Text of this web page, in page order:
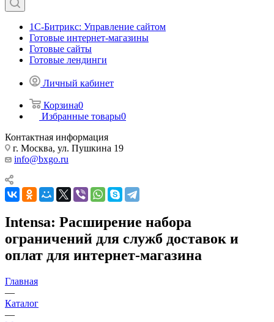
1С-Битрикс: Управление сайтом
Готовые интернет-магазины
Готовые сайты
Готовые лендинги
Личный кабинет
Корзина0
Избранные товары0
Контактная информация
г. Москва, ул. Пушкина 19
info@bxgo.ru
Intensa: Расширение набора
ограничений для служб доставок и
оплат для интернет-магазина
Главная
—
Каталог
—